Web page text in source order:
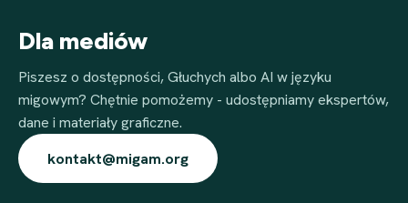
Dla mediów
Piszesz o dostępności, Głuchych albo AI w języku
migowym? Chętnie pomożemy - udostępniamy ekspertów,
dane i materiały graficzne.
kontakt@migam.org